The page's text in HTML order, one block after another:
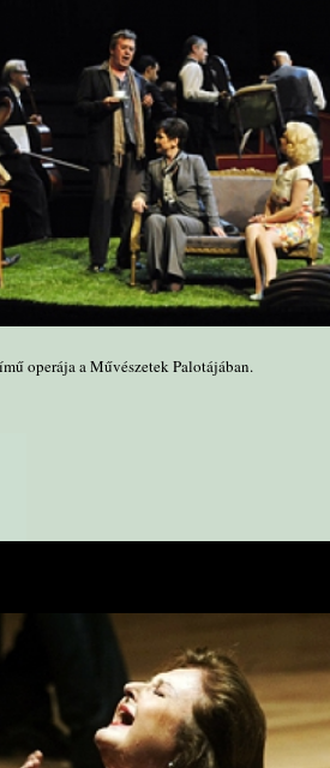
operája a Művészetek Palotájában.